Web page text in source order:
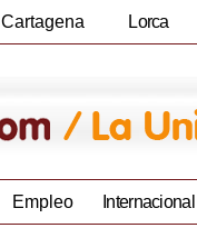
Cartagena Lorca
Empleo Internacional